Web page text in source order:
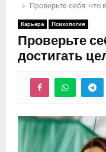
Проверьте себя:
Карьера Психология
Проверьте
достигать